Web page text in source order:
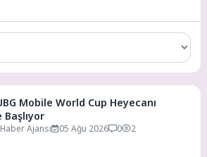
Mobile World Cup Heyecanı
Başlıyor
Ajansı 05 Ağu 2026 0 2